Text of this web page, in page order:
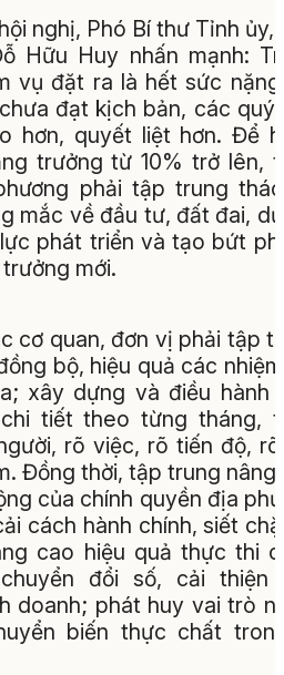
nghị, Phó Bí thư Tỉnh ủy,
Hữu Huy nhấn mạnh:
vụ đặt ra là hết sức
đạt kịch bản, các quý
hơn, quyết liệt hơn. Để
trưởng từ 10% trở lên,
phải tập trung
mắc về đầu tư, đất đai,
phát triển và tạo bứt
mới.
cơ quan, đơn vị phải tập
bộ, hiệu quả các
xây dựng và điều hành
tiết theo từng tháng,
rõ việc, rõ tiến độ,
Đồng thời, tập trung nâng
của chính quyền địa
cách hành chính, siết
cao hiệu quả thực thi
đổi số, cải thiện
doanh; phát huy vai trò
biến thực chất